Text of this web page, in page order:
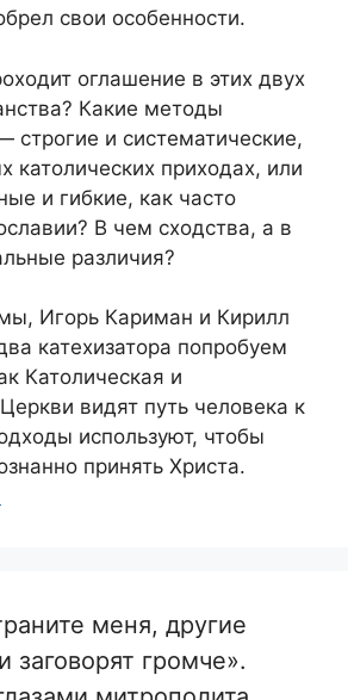
свои особенности.
оглашение в этих двух
Какие методы
строгие и систематические,
католических приходах, или
и гибкие, как часто
В чем сходства, а в
различия?
Игорь Кариман и Кирилл
катехизатора попробуем
Католическая и
видят путь человека к
используют, чтобы
принять Христа.
меня, другие
заговорят громче».